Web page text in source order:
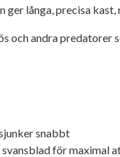
ger långa, precisa
och andra predatorer
snabbt
för maximal